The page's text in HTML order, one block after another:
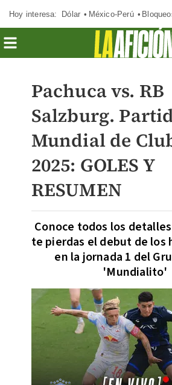
Hoy interesa: Dólar México-Perú
Pachuca vs. RB
Salzburg.
Mundial de
2025: GOLES Y
RESUMEN
Conoce todos los
te pierdas el debut de los
en la jornada 1 del
'Mundialito'